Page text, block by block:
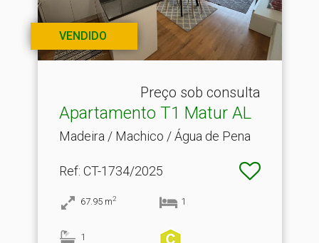
VENDIDO
Preço sob consulta
Apartamento T1 Matur AL
Madeira / Machico / Água de Pena
Ref: CT-1734/2025
67.95 m2 1
1